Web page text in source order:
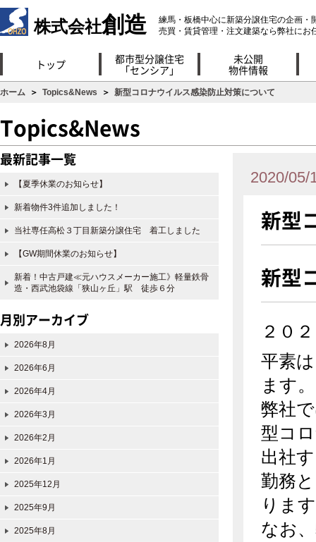
株式会社創造
練馬・板橋中心に新築分譲住宅の企画・
売買・賃貸管理・注文建築なら弊社にお
トップ
都市型分譲住宅
「センシア」
未公開
物件情報
ホーム ＞ Topics&News ＞ 新型コロナウイルス感染防止対策について
Topics&News
2020/05/
新型
新型
２０
平素
ます。
弊社
型コ
出社
勤務
りま
なお
最新記事一覧
【夏季休業のお知らせ】
新着物件3件追加しました！
当社専任高松３丁目新築分譲住宅 着工しました
【GW期間休業のお知らせ】
新着！中古戸建≪元ハウスメーカー施工》軽量鉄骨
造・西武池袋線「狭山ヶ丘」駅 徒歩６分
月別アーカイブ
2026年8月
2026年6月
2026年4月
2026年3月
2026年2月
2026年1月
2025年12月
2025年9月
2025年8月